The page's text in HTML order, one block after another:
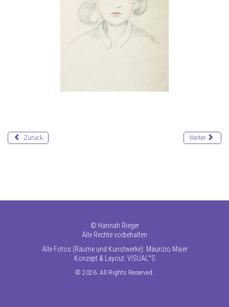
Zurück Weiter
© Hannah Rieger
Alle Rechte vorbehalten
Alle Fotos (Räume und Kunstwerke): Maurizio Maier
Konzept & Layout: VISUAL°S
© 2026. All Rights Reserved.